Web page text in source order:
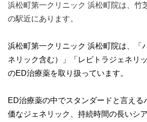
浜松町第一クリニック 浜松町院は、竹
の駅近にあります。
浜松町第一クリニック 浜松町院は、「
ネリック含む）」「レビトラジェネリ
のED治療薬を取り扱っています。
ED治療薬の中でスタンダードと言える
価なジェネリック、持続時間の長いシ